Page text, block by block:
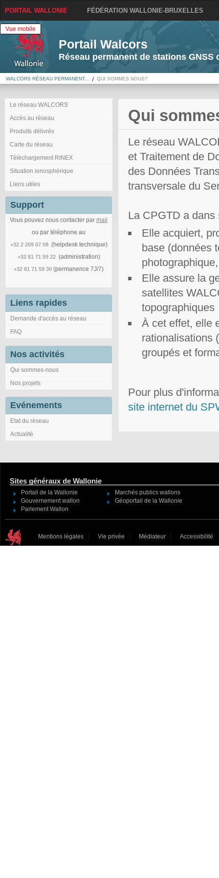
PORTAIL WALLONIE FÉDÉRATION WALLONIE-BRUXELLES
Vue mobile
Portail Walcors
Réseau permanent de stations GNSS
WALCORS RÉSEAU PERMANENT... QUI SOMMES NOUS?
Le réseau WALCORS
Accès au réseau
Produits délivrés
Carte du réseau
Téléchargement RINEX
Situation ionosphérique
Liens utiles
Support
Vous pouvez nous contacter par mail
ou par téléphone au
+32 2 209 07 08 (helpdesk technique)
+32 81 71 59 22 (administration)
+32 81 71 59 30 (permanence 7J/7)
Liens rapides
Demande d'accès au réseau
FAQ
Nos activités
Qui sommes-nous
Nos projets
Evénements
Etat du réseau
Actualité
Qui
Le réseau
et Traitement de
des Données
transversale du
La CPGTD a
Elle acquiert,
base (données
Elle assure la
satellites
topographiques
À cet effet, elle
rationalisations
groupés et
Pour plus
site internet du
Sites généraux de Wallonie
Portail de la Wallonie
Marchés publics wallons
Gouvernement wallon
Géoportail de la Wallonie
Parlement Wallon
Mentions légales Vie privée Médiateur Accessibilité